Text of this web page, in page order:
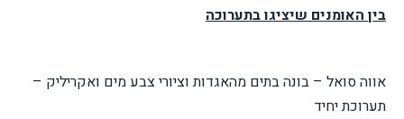
בין האומנים שיציגו בתערוכה
אווה סואל – בונה בתים מהאגדות וציורי צבע מים ואקריליק –
תערוכת יחיד